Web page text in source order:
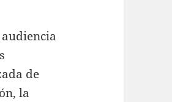
de
la